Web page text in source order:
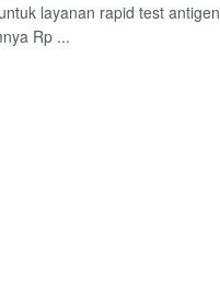
layanan rapid test antigen
Rp ...